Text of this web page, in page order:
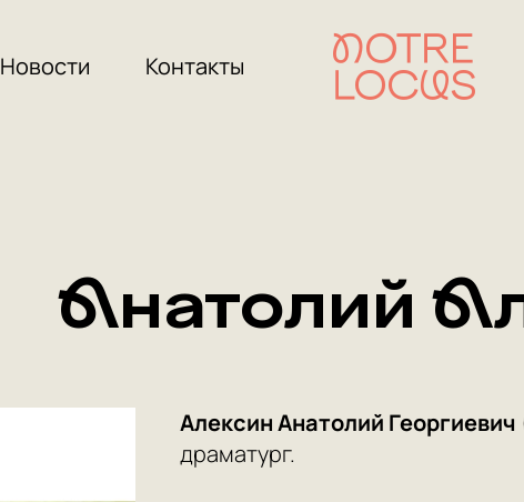
Новости Контакты
Анатолий
Алексин Анатолий Георгиевич
драматург.